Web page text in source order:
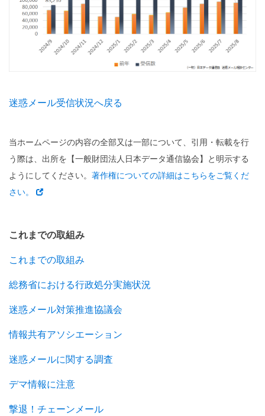
ま
す。
迷惑メール受信状況へ戻る
当ホームページの内容の全部又は一部について、引用・転載を行
う際は、出所を【一般財団法人日本データ通信協会】と明示する
ようにしてください。 著作権についての詳細はこちらをご覧くだ
さい。
これまでの取組み
これまでの取組み
総務省における行政処分実施状況
迷惑メール対策推進協議会
情報共有アソシエーション
迷惑メールに関する調査
デマ情報に注意
撃退！チェーンメール